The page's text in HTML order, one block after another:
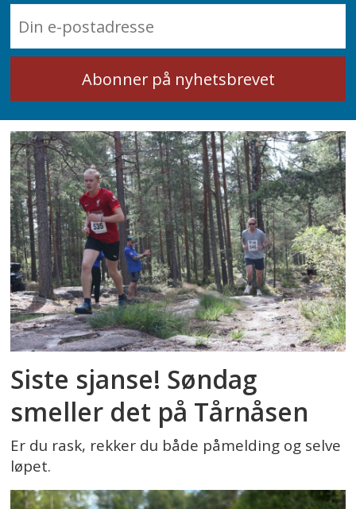
Siste sjanse! Søndag
smeller det på Tårnåsen
Er du rask, rekker du både påmelding og selve
løpet.